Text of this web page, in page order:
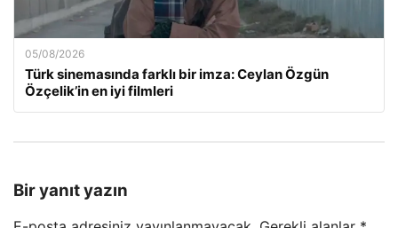
05/08/2026
Türk sinemasında farklı bir imza: Ceylan Özgün
Özçelik’in en iyi filmleri
Bir yanıt yazın